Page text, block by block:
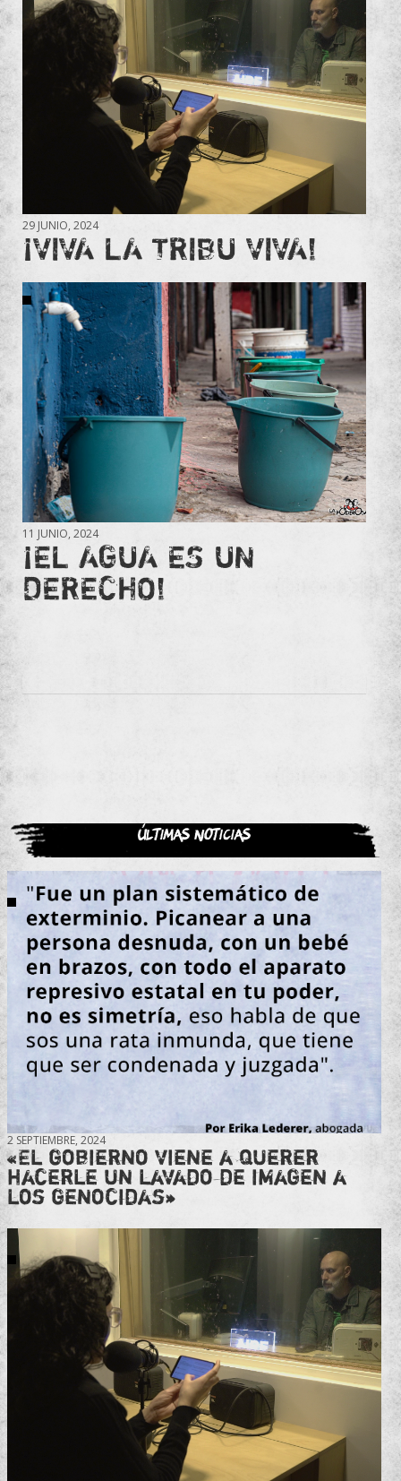
29 JUNIO, 2024
¡VIVA LA TRIBU VIVA!
11 JUNIO, 2024
¡EL AGUA ES UN
DERECHO!
Últimas noticias
2 SEPTIEMBRE, 2024
«El gobierno viene a querer
hacerle un lavado de imagen a
los genocidas»